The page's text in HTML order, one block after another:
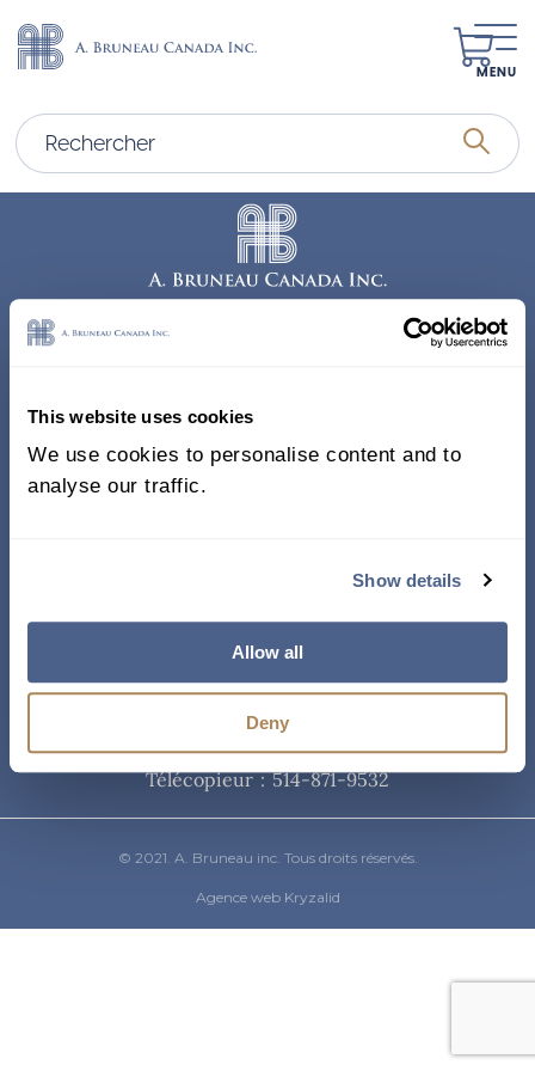
This website uses cookies
We use cookies to personalise content and to
analyse our traffic.
Show details
Allow all
Deny
MENU
338, Rue Saint-Antoine E.
Bureau 011, Montréal QC
H2Y 1A3 Canada
Téléphone
514-871-9821/ 1-800-361-8487
Télécopieur : 514-871-9532
© 2021. A. Bruneau inc. Tous droits réservés.
Agence web Kryzalid